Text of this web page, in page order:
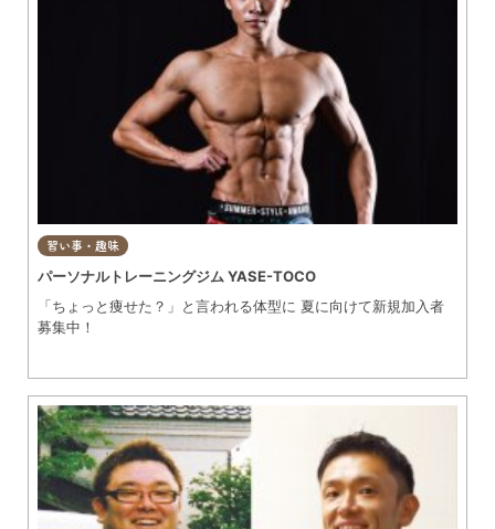
習い事・趣味
パーソナルトレーニングジム YASE-TOCO
「ちょっと痩せた？」と言われる体型に 夏に向けて新規加入者
募集中！